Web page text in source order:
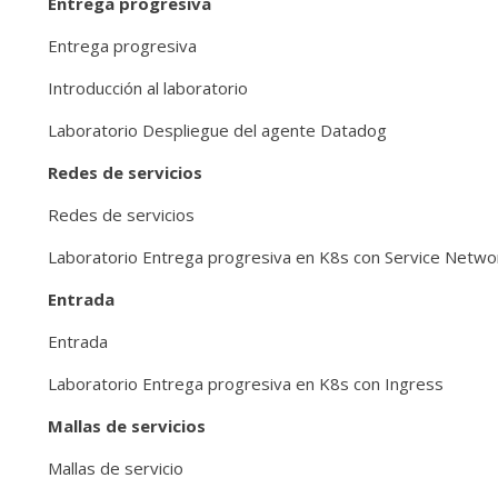
Entrega progresiva
Introducción al laboratorio
Laboratorio Despliegue del agente Datadog
Redes de servicios
Redes de servicios
Laboratorio Entrega progresiva en K8s con Service
Entrada
Entrada
Laboratorio Entrega progresiva en K8s con Ingress
Mallas de servicios
Mallas de servicio